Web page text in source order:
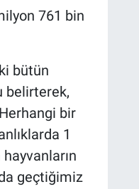
761 bin
bütün
belirterek,
bir
1
geçtiğimiz